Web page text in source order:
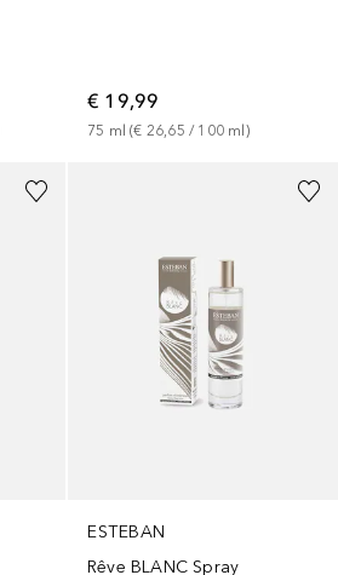
€ 19,99
75 ml (€ 26,65 / 100 ml )
ESTEBAN
Rêve BLANC Spray